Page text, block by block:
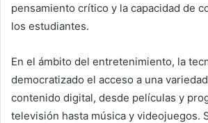
pensamiento crítico y la capacidad de
los estudiantes.
En el ámbito del entretenimiento, la
democratizado el acceso a una
contenido digital, desde películas y
televisión hasta música y videojuegos.